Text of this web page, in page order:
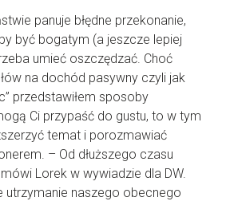
panuje błędne przekonanie,
być bogatym (a jeszcze lepiej
umieć oszczędzać. Choć
na dochód pasywny czyli jak
przedstawiłem sposoby
Ci przypaść do gustu, to w tym
temat i porozmawiać
– Od dłuższego czasu
Lorek w wywiadzie dla DW.
utrzymanie naszego obecnego